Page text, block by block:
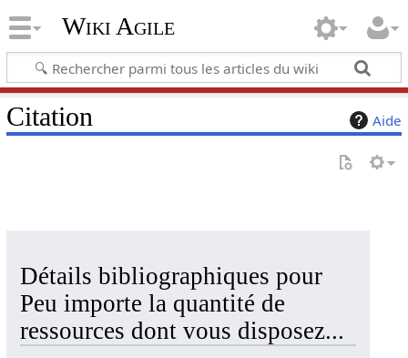
Wiki Agile
Aide
Citation
Détails bibliographiques pour
Peu importe la quantité de
ressources dont vous disposez...